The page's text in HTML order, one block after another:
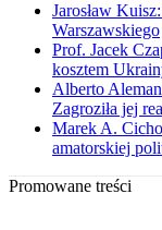
Jarosław
Warszawskiego
Prof. Jacek
kosztem
Alberto
Zagroziła jej
Marek A.
amatorskiej
Promowane treści